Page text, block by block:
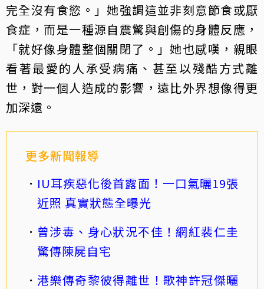
完全沒有食慾。」她強調這並非刻意節食或厭
食症，而是一種源自震驚與創傷的身體反應，
「就好像身體整個關閉了。」她也感嘆，親眼
看著最愛的人承受病痛、甚至以殘酷方式離
世，對一個人造成的影響，遠比外界想像得更
加深遠。
更多新聞報導
IU耳疾惡化後首露面！一口氣曬19張
近照 真實狀態全曝光
曾涉毒、身心狀況不佳！網紅裴仁圭
驚傳陳屍自宅
港樂傳奇黎彼得離世！歌神許冠傑曬